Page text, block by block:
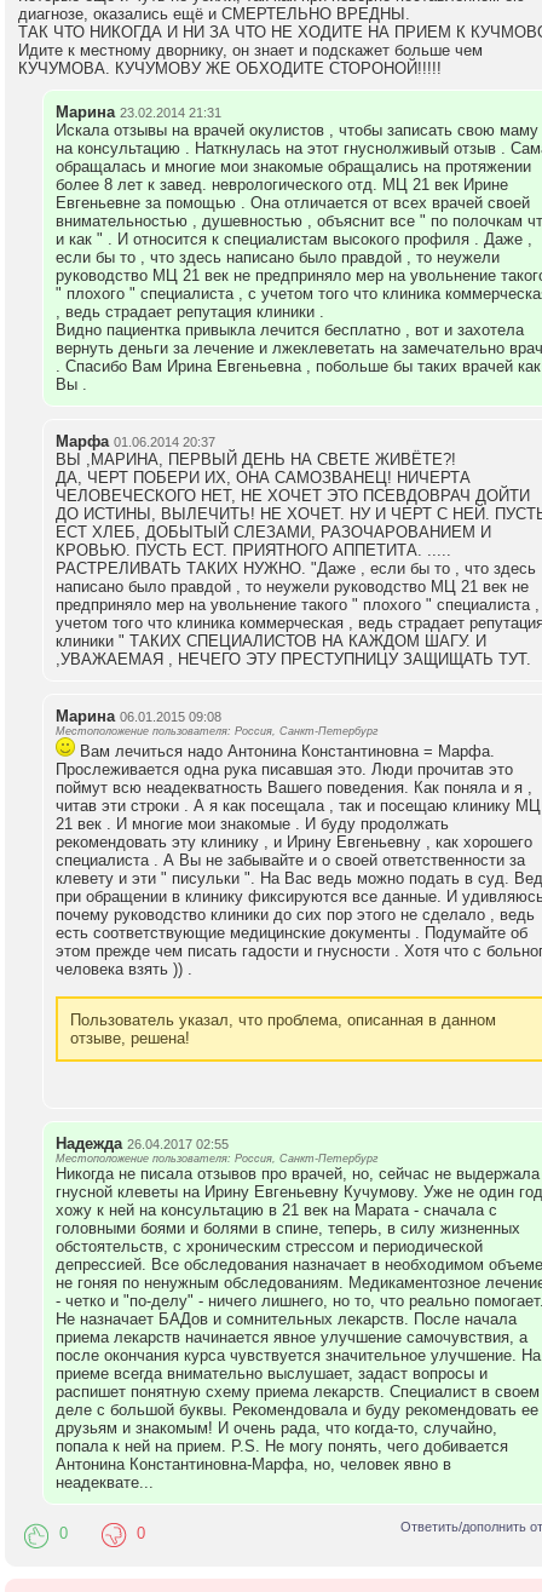
диагнозе, оказались ещё и СМЕРТЕЛЬНО ВРЕДНЫ.
ТАК ЧТО НИКОГДА И НИ ЗА ЧТО НЕ ХОДИТЕ НА ПРИЕМ К
Идите к местному дворнику, он знает и подскажет больше чем
КУЧУМОВА. КУЧУМОВУ ЖЕ ОБХОДИТЕ СТОРОНОЙ!!!!!
Марина 23.02.2014 21:31
Искала отзывы на врачей окулистов , чтобы записать свою маму
на консультацию . Наткнулась на этот гнуснолживый отзыв .
обращалась и многие мои знакомые обращались на протяжении
более 8 лет к завед. неврологического отд. МЦ 21 век Ирине
Евгеньевне за помощью . Она отличается от всех врачей своей
внимательностью , душевностью , объяснит все " по полочкам
и как " . И относится к специалистам высокого профиля . Даже ,
если бы то , что здесь написано было правдой , то неужели
руководство МЦ 21 век не предприняло мер на увольнение
" плохого " специалиста , с учетом того что клиника
, ведь страдает репутация клиники .
Видно пациентка привыкла лечится бесплатно , вот и захотела
вернуть деньги за лечение и лжеклеветать на замечательно
. Спасибо Вам Ирина Евгеньевна , побольше бы таких врачей как
Вы .
Марфа 01.06.2014 20:37
ВЫ ,МАРИНА, ПЕРВЫЙ ДЕНЬ НА СВЕТЕ ЖИВЁТЕ?!
ДА, ЧЕРТ ПОБЕРИ ИХ, ОНА САМОЗВАНЕЦ! НИЧЕРТА
ЧЕЛОВЕЧЕСКОГО НЕТ, НЕ ХОЧЕТ ЭТО ПСЕВДОВРАЧ ДОЙТИ
ДО ИСТИНЫ, ВЫЛЕЧИТЬ! НЕ ХОЧЕТ. НУ И ЧЕРТ С НЕЙ.
ЕСТ ХЛЕБ, ДОБЫТЫЙ СЛЕЗАМИ, РАЗОЧАРОВАНИЕМ И
КРОВЬЮ. ПУСТЬ ЕСТ. ПРИЯТНОГО АППЕТИТА. .....
РАСТРЕЛИВАТЬ ТАКИХ НУЖНО. "Даже , если бы то , что здесь
написано было правдой , то неужели руководство МЦ 21 век не
предприняло мер на увольнение такого " плохого " специалиста
учетом того что клиника коммерческая , ведь страдает
клиники " ТАКИХ СПЕЦИАЛИСТОВ НА КАЖДОМ ШАГУ. И
,УВАЖАЕМАЯ , НЕЧЕГО ЭТУ ПРЕСТУПНИЦУ ЗАЩИЩАТЬ ТУТ.
Марина 06.01.2015 09:08
Местоположение пользователя: Россия, Санкт-Петербург
Вам лечиться надо Антонина Константиновна = Марфа.
Прослеживается одна рука писавшая это. Люди прочитав это
поймут всю неадекватность Вашего поведения. Как поняла и я ,
читав эти строки . А я как посещала , так и посещаю клинику МЦ
21 век . И многие мои знакомые . И буду продолжать
рекомендовать эту клинику , и Ирину Евгеньевну , как хорошего
специалиста . А Вы не забывайте и о своей ответственности за
клевету и эти " писульки ". На Вас ведь можно подать в суд.
при обращении в клинику фиксируются все данные. И
почему руководство клиники до сих пор этого не сделало , ведь
есть соответствующие медицинские документы . Подумайте об
этом прежде чем писать гадости и гнусности . Хотя что с
человека взять )) .
Пользователь указал, что проблема, описанная в данном
отзыве, решена!
Надежда 26.04.2017 02:55
Местоположение пользователя: Россия, Санкт-Петербург
Никогда не писала отзывов про врачей, но, сейчас не выдержала
гнусной клеветы на Ирину Евгеньевну Кучумову. Уже не один год
хожу к ней на консультацию в 21 век на Марата - сначала с
головными боями и болями в спине, теперь, в силу жизненных
обстоятельств, с хроническим стрессом и периодической
депрессией. Все обследования назначает в необходимом
не гоняя по ненужным обследованиям. Медикаментозное
- четко и "по-делу" - ничего лишнего, но то, что реально
Не назначает БАДов и сомнительных лекарств. После начала
приема лекарств начинается явное улучшение самочувствия, а
после окончания курса чувствуется значительное улучшение. На
приеме всегда внимательно выслушает, задаст вопросы и
распишет понятную схему приема лекарств. Специалист в своем
деле с большой буквы. Рекомендовала и буду рекомендовать ее
друзьям и знакомым! И очень рада, что когда-то, случайно,
попала к ней на прием. P.S. Не могу понять, чего добивается
Антонина Константиновна-Марфа, но, человек явно в
неадеквате...
Ответить/дополнить
0 0